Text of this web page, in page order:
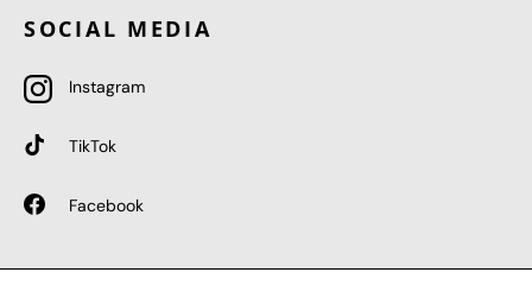
SOCIAL MEDIA
Instagram
TikTok
Facebook